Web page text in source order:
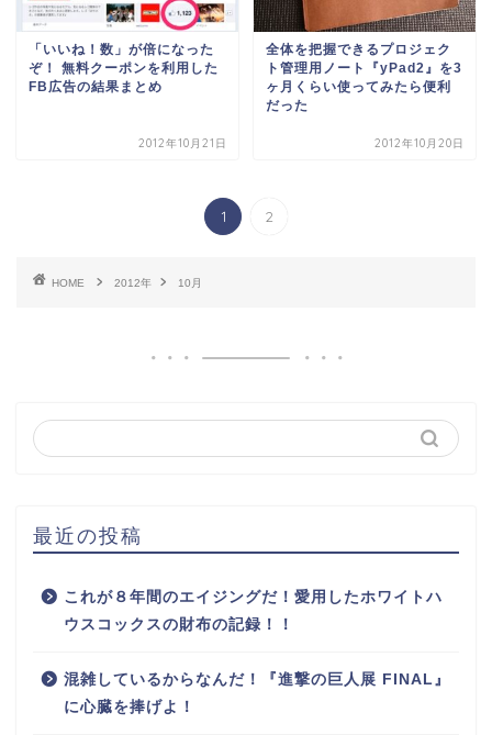
「いいね！数」が倍になった
ぞ！ 無料クーポンを利用した
FB広告の結果まとめ
2012年10月21日
全体を把握できるプロジェク
ト管理用ノート『yPad2』を3
ヶ月くらい使ってみたら便利
だった
2012年10月20日
1 2
HOME 2012年 10月
最近の投稿
これが８年間のエイジングだ！愛用したホワイトハ
ウスコックスの財布の記録！！
混雑しているからなんだ！『進撃の巨人展 FINAL』
に心臓を捧げよ！